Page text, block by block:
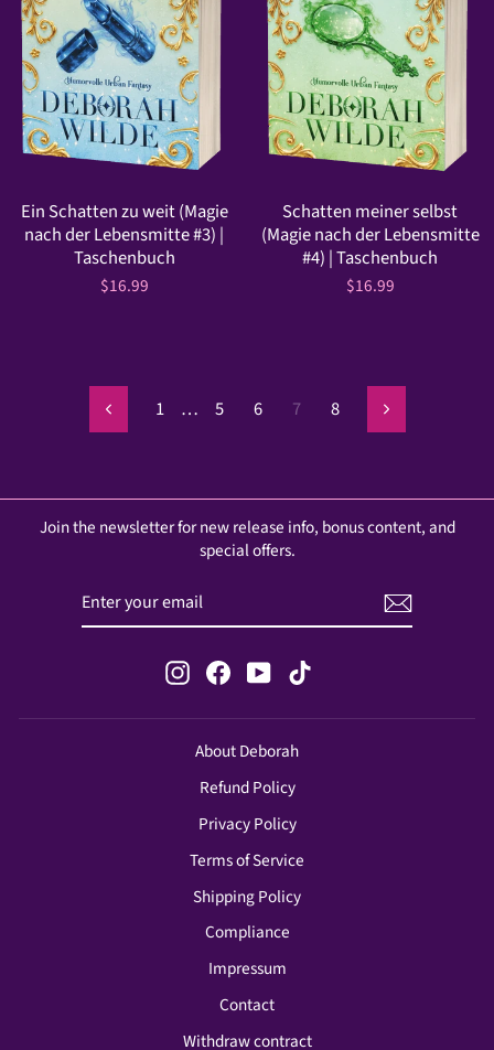
Ein Schatten zu weit (Magie
nach der Lebensmitte #3) |
Taschenbuch
$16.99
Schatten meiner selbst
(Magie nach der Lebensmitte
#4) | Taschenbuch
$16.99
Previous
1 … 5 6 7 8 Next
Join the newsletter for new release info, bonus content, and
special offers.
InstagramFacebook
YouTube
About Deborah
Refund Policy
Privacy Policy
Terms of Service
Shipping Policy
Compliance
Impressum
Contact
Withdraw contract